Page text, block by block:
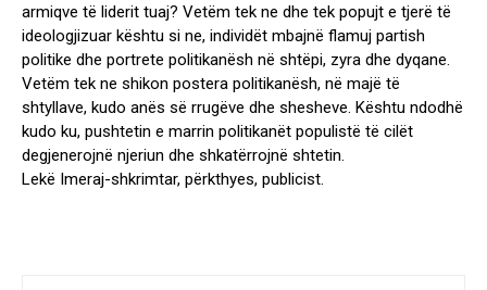
armiqve të liderit tuaj? Vetëm tek ne dhe tek popujt e tjerë të
ideologjizuar kështu si ne, individët mbajnë flamuj partish
politike dhe portrete politikanësh në shtëpi, zyra dhe dyqane.
Vetëm tek ne shikon postera politikanësh, në majë të
shtyllave, kudo anës së rrugëve dhe shesheve. Kështu ndodhë
kudo ku, pushtetin e marrin politikanët populistë të cilët
degjenerojnë njeriun dhe shkatërrojnë shtetin.
Lekë Imeraj-shkrimtar, përkthyes, publicist.